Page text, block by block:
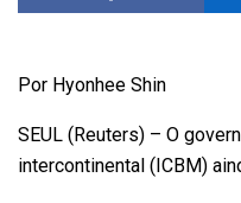
Por Hyonhee Shin
SEUL (Reuters) – O
intercontinental (ICBM)